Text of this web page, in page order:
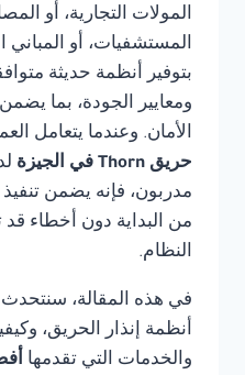
المولات التجارية، أو
المستشفيات، أو المباني
بتوفير أنظمة حديثة
ومعايير الجودة، بما
الأمان. وعندما يتعامل
حريق Thorn في الجيزة
مدربون، فإنه يضمن
من البداية دون أخطاء قد
النظام.
في هذه المقالة،
أنظمة إنذار الحريق،
والخدمات التي تقدمها